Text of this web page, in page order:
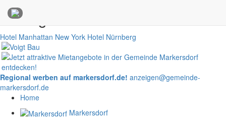
Anzeigen
Hotel Manhattan New York Hotel Nürnberg
Regional werben auf markersdorf.de! anzeigen@gemeinde-
markersdorf.de
Home
Markersdorf